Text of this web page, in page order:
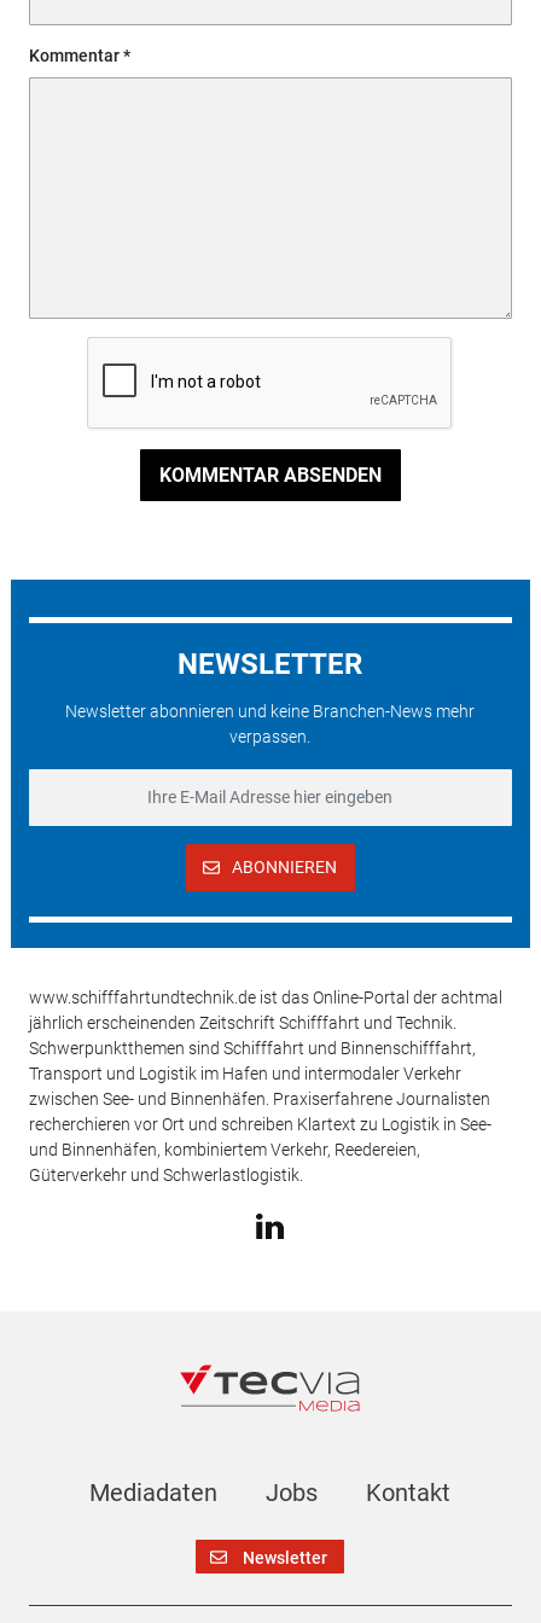
Kommentar
KOMMENTAR ABSENDEN
NEWSLETTER
Newsletter abonnieren und keine Branchen-News mehr
verpassen.
ABONNIEREN
www.schifffahrtundtechnik.de ist das Online-Portal der achtmal
jährlich erscheinenden Zeitschrift Schifffahrt und Technik.
Schwerpunktthemen sind Schifffahrt und Binnenschifffahrt,
Transport und Logistik im Hafen und intermodaler Verkehr
zwischen See- und Binnenhäfen. Praxiserfahrene Journalisten
recherchieren vor Ort und schreiben Klartext zu Logistik in See-
und Binnenhäfen, kombiniertem Verkehr, Reedereien,
Güterverkehr und Schwerlastlogistik.
Mediadaten Jobs Kontakt
Newsletter